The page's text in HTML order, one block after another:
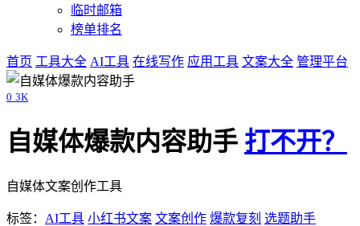
临时邮箱
榜单排名
首页 工具大全 AI工具 在线写作 应用工具 文案大全 管理平台
0 3K
自媒体爆款内容助手 打不开？
自媒体文案创作工具
标签： AI工具 小红书文案 文案创作 爆款复刻 选题助手